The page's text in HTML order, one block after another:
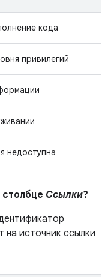
кода
привилегий
недоступна
Ссылки?
на источник ссылки